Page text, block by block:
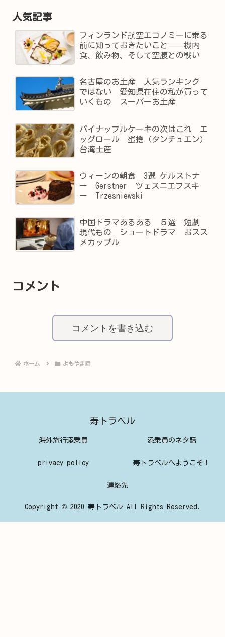
人気記事
フィンランド航空エコノミーに乗る
前に知っておきたいこと——機内
食、飲み物、そして空腹との戦い
名古屋のお土産 人気ランキング
ではない 愛知県在住の私が買って
いくもの スーパーお土産
パイナップルケーキの次はこれ エ
ッグロール 蛋捲（タンチュエン）
台湾土産
ウィーンの朝食 3選 ゲルストナ
ー Gerstner ツェスニエフスキ
ー Trzesniewski
中国ドラマあるある ５選 短劇
現代もの ショートドラマ おスス
メカップル
コメント
コメントを書き込む
ホーム よもやま話
寿トラベル
海外旅行添乗員 添乗員のネタ話
privacy policy 寿トラベルへようこそ！
連絡先
Copyright © 2020 寿トラベル All Rights Reserved.